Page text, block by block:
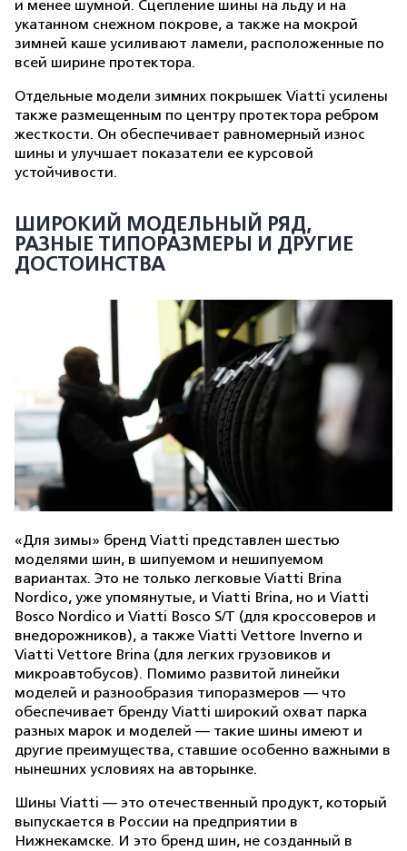
и менее шумной. Сцепление шины на льду и на
укатанном снежном покрове, а также на мокрой
зимней каше усиливают ламели, расположенные по
всей ширине протектора.
Отдельные модели зимних покрышек Viatti усилены
также размещенным по центру протектора ребром
жесткости. Он обеспечивает равномерный износ
шины и улучшает показатели ее курсовой
устойчивости.
ШИРОКИЙ МОДЕЛЬНЫЙ РЯД,
РАЗНЫЕ ТИПОРАЗМЕРЫ И ДРУГИЕ
ДОСТОИНСТВА
«Для зимы» бренд Viatti представлен шестью
моделями шин, в шипуемом и нешипуемом
вариантах. Это не только легковые Viatti Brina
Nordico, уже упомянутые, и Viatti Brina, но и Viatti
Bosco Nordico и Viatti Bosco S/T (для кроссоверов и
внедорожников), а также Viatti Vettore Inverno и
Viatti Vettore Brina (для легких грузовиков и
микроавтобусов). Помимо развитой линейки
моделей и разнообразия типоразмеров — что
обеспечивает бренду Viatti широкий охват парка
разных марок и моделей — такие шины имеют и
другие преимущества, ставшие особенно важными в
нынешних условиях на авторынке.
Шины Viatti — это отечественный продукт, который
выпускается в России на предприятии в
Нижнекамске. И это бренд шин, не созданный в